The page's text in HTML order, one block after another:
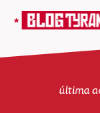
última